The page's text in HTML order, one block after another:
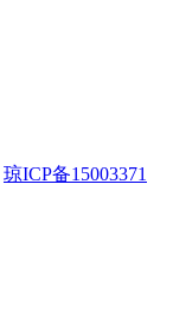
琼ICP备15003371